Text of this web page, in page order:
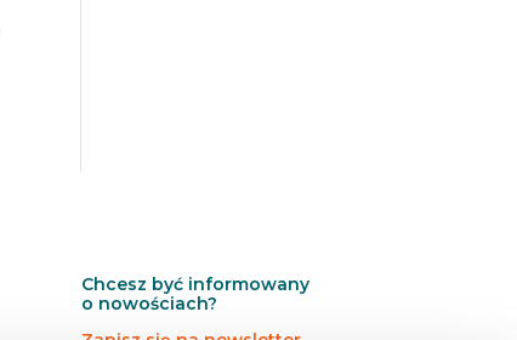
Chcesz być informowany
o nowościach?